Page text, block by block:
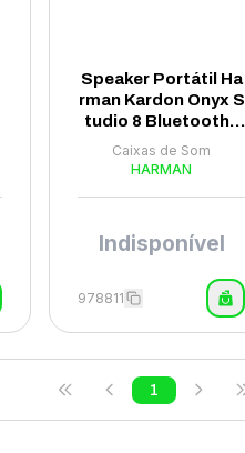
Speaker Portátil Ha
rman Kardon Onyx S
tudio 8 Bluetooth -
Preto
Caixas de Som
HARMAN
Indisponível
978811
1